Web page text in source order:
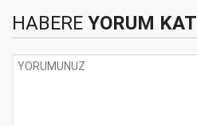
HABERE YORUM KAT